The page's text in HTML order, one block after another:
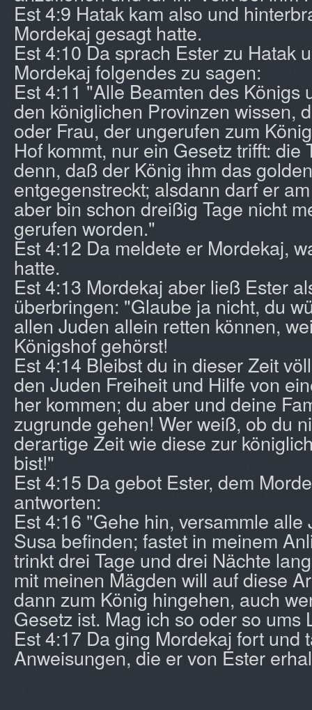
Est 4:9 Hatak kam also und
Mordekaj gesagt hatte.
Est 4:10 Da sprach Ester zu Hatak
Mordekaj folgendes zu sagen:
Est 4:11 "Alle Beamten des Königs
den königlichen Provinzen wissen,
oder Frau, der ungerufen zum
Hof kommt, nur ein Gesetz trifft: die
denn, daß der König ihm das
entgegenstreckt; alsdann darf er
aber bin schon dreißig Tage nicht
gerufen worden."
Est 4:12 Da meldete er Mordekaj,
hatte.
Est 4:13 Mordekaj aber ließ Ester
überbringen: "Glaube ja nicht, du
allen Juden allein retten können,
Königshof gehörst!
Est 4:14 Bleibst du in dieser Zeit
den Juden Freiheit und Hilfe von
her kommen; du aber und deine
zugrunde gehen! Wer weiß, ob du
derartige Zeit wie diese zur
bist!"
Est 4:15 Da gebot Ester, dem
antworten:
Est 4:16 "Gehe hin, versammle alle
Susa befinden; fastet in meinem
trinkt drei Tage und drei Nächte
mit meinen Mägden will auf diese
dann zum König hingehen, auch
Gesetz ist. Mag ich so oder so ums
Est 4:17 Da ging Mordekaj fort und
Anweisungen, die er von Ester